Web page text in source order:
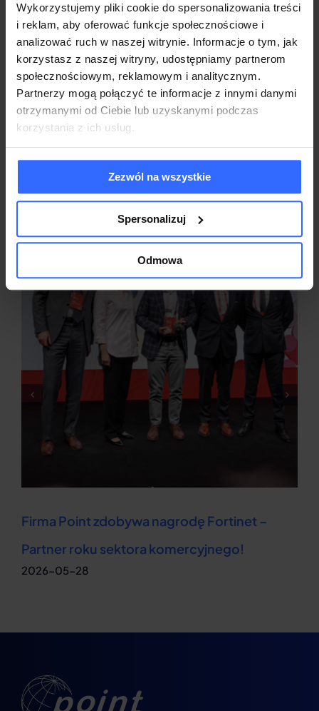
Wykorzystujemy pliki cookie do spersonalizowania treści
i reklam, aby oferować funkcje społecznościowe i
analizować ruch w naszej witrynie. Informacje o tym, jak
korzystasz z naszej witryny, udostępniamy partnerom
społecznościowym, reklamowym i analitycznym.
Partnerzy mogą połączyć te informacje z innymi danymi
otrzymanymi od Ciebie lub uzyskanymi podczas
korzystania z ich usług.
Zezwól na wszystkie
Spersonalizuj
Odmowa
sieciowych i zabezpieczeń wykorzystywanych
w firmach, instytucjach państwowych oraz
placówkach edukacyjnych na całym świecie.
Może również Ci się
spodobać:
Firma Point zdobywa nagrodę Fortinet –
Partner roku sektora komercyjnego!